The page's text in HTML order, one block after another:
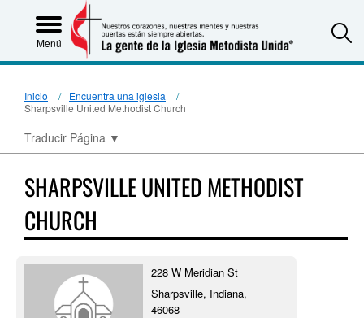
Menú
Inicio
Encuentra una iglesia
Sharpsville United Methodist Church
Traducir Página ▼
SHARPSVILLE UNITED METHODIST
CHURCH
228 W Meridian St
Sharpsville, Indiana,
46068